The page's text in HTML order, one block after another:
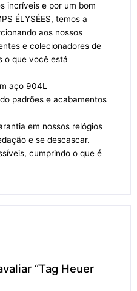
incríveis e por um bom
ÉLYSÉES, temos a
aos nossos
e colecionadores de
o que você está
aço 904L
padrões e acabamentos
em nossos relógios
e se descascar.
cumprindo o que é
“Tag Heuer